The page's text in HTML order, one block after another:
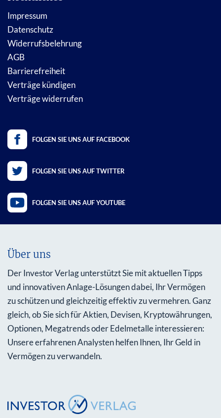
Impressum
Datenschutz
Widerrufsbelehrung
AGB
Barrierefreiheit
Verträge kündigen
Verträge widerrufen
FOLGEN SIE UNS AUF FACEBOOK
FOLGEN SIE UNS AUF TWITTER
FOLGEN SIE UNS AUF YOUTUBE
Über uns
Der Investor Verlag unterstützt Sie mit aktuellen Tipps
und innovativen Anlage-Lösungen dabei, Ihr Vermögen
zu schützen und gleichzeitig effektiv zu vermehren. Ganz
gleich, ob Sie sich für Aktien, Devisen, Kryptowährungen,
Optionen, Megatrends oder Edelmetalle interessieren:
Unsere erfahrenen Analysten helfen Ihnen, Ihr Geld in
Vermögen zu verwandeln.